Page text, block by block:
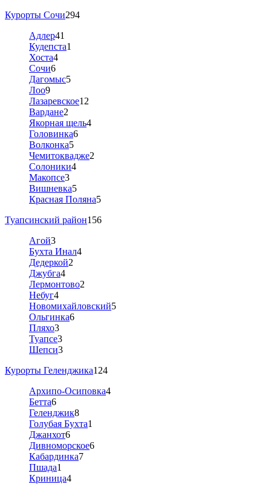
Курорты Сочи294
Адлер41
Кудепста1
Хоста4
Сочи6
Дагомыс5
Лоо9
Лазаревское12
Вардане2
Якорная щель4
Головинка6
Волконка5
Чемитоквадже2
Солоники4
Макопсе3
Вишневка5
Красная Поляна5
Туапсинский район156
Агой3
Бухта Инал4
Дедеркой2
Джубга4
Лермонтово2
Небуг4
Новомихайловский5
Ольгинка6
Пляхо3
Туапсе3
Шепси3
Курорты Геленджика124
Архипо-Осиповка4
Бетта6
Геленджик8
Голубая Бухта1
Джанхот6
Дивноморское6
Кабардинка7
Пшада1
Криница4